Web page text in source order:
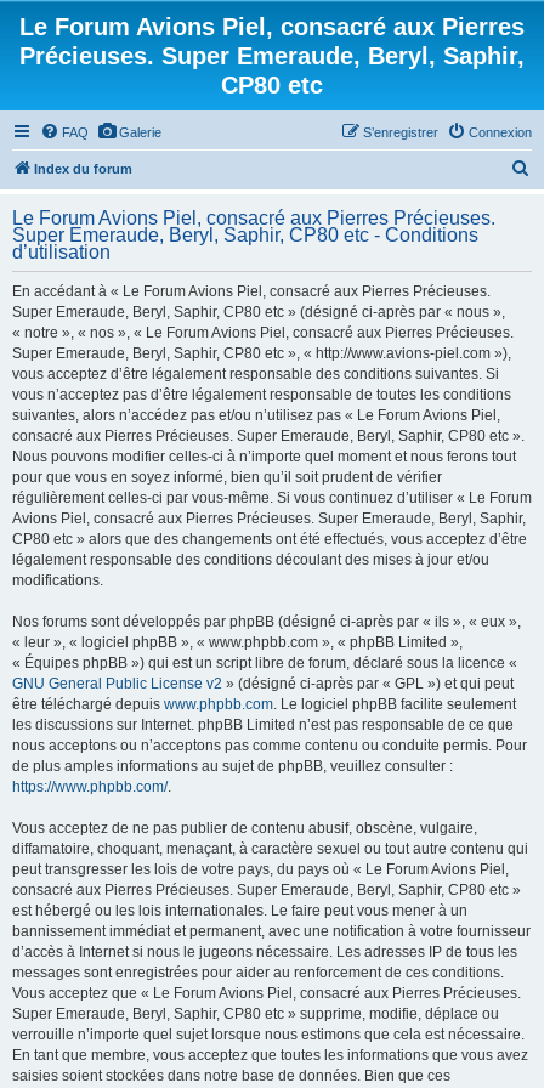
Le Forum Avions Piel, consacré aux Pierres
Précieuses. Super Emeraude, Beryl, Saphir,
CP80 etc
FAQ Galerie Connexion
S’enregistrer
Index du forum
Le Forum Avions Piel, consacré aux Pierres Précieuses.
Super Emeraude, Beryl, Saphir, CP80 etc - Conditions
d’utilisation
En accédant à « Le Forum Avions Piel, consacré aux Pierres Précieuses.
Super Emeraude, Beryl, Saphir, CP80 etc » (désigné ci-après par « nous »,
« notre », « nos », « Le Forum Avions Piel, consacré aux Pierres Précieuses.
Super Emeraude, Beryl, Saphir, CP80 etc », « http://www.avions-piel.com »),
vous acceptez d’être légalement responsable des conditions suivantes. Si
vous n’acceptez pas d’être légalement responsable de toutes les conditions
suivantes, alors n’accédez pas et/ou n’utilisez pas « Le Forum Avions Piel,
consacré aux Pierres Précieuses. Super Emeraude, Beryl, Saphir, CP80 etc ».
Nous pouvons modifier celles-ci à n’importe quel moment et nous ferons tout
pour que vous en soyez informé, bien qu’il soit prudent de vérifier
régulièrement celles-ci par vous-même. Si vous continuez d’utiliser « Le Forum
Avions Piel, consacré aux Pierres Précieuses. Super Emeraude, Beryl, Saphir,
CP80 etc » alors que des changements ont été effectués, vous acceptez d’être
légalement responsable des conditions découlant des mises à jour et/ou
modifications.
Nos forums sont développés par phpBB (désigné ci-après par « ils », « eux »,
« leur », « logiciel phpBB », « www.phpbb.com », « phpBB Limited »,
« Équipes phpBB ») qui est un script libre de forum, déclaré sous la licence «
GNU General Public License v2 » (désigné ci-après par « GPL ») et qui peut
être téléchargé depuis www.phpbb.com. Le logiciel phpBB facilite seulement
les discussions sur Internet. phpBB Limited n’est pas responsable de ce que
nous acceptons ou n’acceptons pas comme contenu ou conduite permis. Pour
de plus amples informations au sujet de phpBB, veuillez consulter :
https://www.phpbb.com/.
Vous acceptez de ne pas publier de contenu abusif, obscène, vulgaire,
diffamatoire, choquant, menaçant, à caractère sexuel ou tout autre contenu qui
peut transgresser les lois de votre pays, du pays où « Le Forum Avions Piel,
consacré aux Pierres Précieuses. Super Emeraude, Beryl, Saphir, CP80 etc »
est hébergé ou les lois internationales. Le faire peut vous mener à un
bannissement immédiat et permanent, avec une notification à votre fournisseur
d’accès à Internet si nous le jugeons nécessaire. Les adresses IP de tous les
messages sont enregistrées pour aider au renforcement de ces conditions.
Vous acceptez que « Le Forum Avions Piel, consacré aux Pierres Précieuses.
Super Emeraude, Beryl, Saphir, CP80 etc » supprime, modifie, déplace ou
verrouille n’importe quel sujet lorsque nous estimons que cela est nécessaire.
En tant que membre, vous acceptez que toutes les informations que vous avez
saisies soient stockées dans notre base de données. Bien que ces